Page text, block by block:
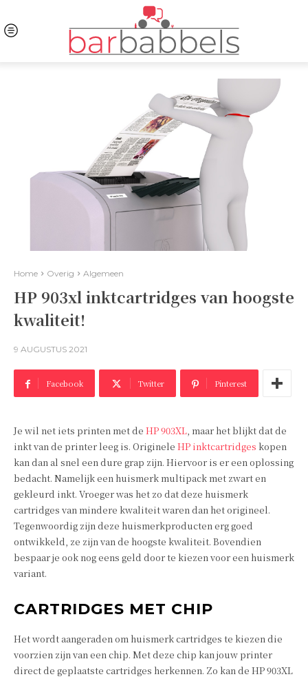
Home Overig Algemeen
HP 903xl inktcartridges van hoogste
kwaliteit!
9 AUGUSTUS 2021
Facebook Twitter Pinterest
Je wil net iets printen met de HP 903XL, maar het blijkt dat de
inkt van de printer leeg is. Originele HP inktcartridges kopen
kan dan al snel een dure grap zijn. Hiervoor is er een oplossing
bedacht. Namelijk een huismerk multipack met zwart en
gekleurd inkt. Vroeger was het zo dat deze huismerk
cartridges van mindere kwaliteit waren dan het origineel.
Tegenwoordig zijn deze huismerkproducten erg goed
ontwikkeld, ze zijn van de hoogste kwaliteit. Bovendien
bespaar je ook nog eens geld door te kiezen voor een huismerk
variant.
CARTRIDGES MET CHIP
Het wordt aangeraden om huismerk cartridges te kiezen die
voorzien zijn van een chip. Met deze chip kan jouw printer
direct de geplaatste cartridges herkennen. Zo kan de HP 903XL